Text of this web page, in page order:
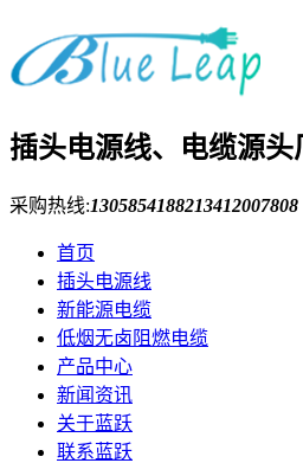
插头电源线、电缆源头
采购热线:1305854188213412007808
首页
插头电源线
新能源电缆
低烟无卤阻燃电缆
产品中心
新闻资讯
关于蓝跃
联系蓝跃